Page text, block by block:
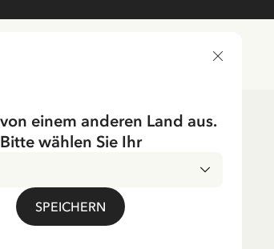
der Fuchs
einem anderen Land aus.
Bitte wählen Sie Ihr
SPEICHERN